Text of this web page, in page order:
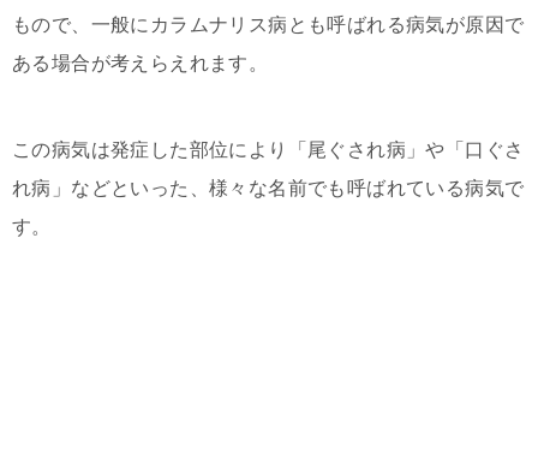
もので、一般にカラムナリス病とも呼ばれる病気が原因で
ある場合が考えらえれます。
この病気は発症した部位により「尾ぐされ病」や「口ぐさ
れ病」などといった、様々な名前でも呼ばれている病気で
す。